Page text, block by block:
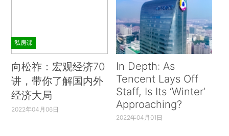
私房课
向松祚：宏观经济70
讲，带你了解国内外
经济大局
2022年04月06日
In Depth: As
Tencent Lays Off
Staff, Is Its ‘Winter’
Approaching?
2022年04月01日